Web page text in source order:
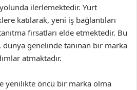
ilerlemektedir. Yurt
katılarak, yeni iş bağlantıları
fırsatları elde etmektedir. Bu
dünya genelinde tanınan bir marka
atmaktadır.
yenilikte öncü bir marka olma